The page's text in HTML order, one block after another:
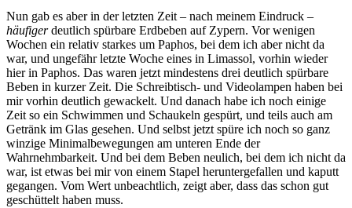
Nun gab es aber in der letzten Zeit – nach meinem Eindruck –
häufigerdeutlich spürbare Erdbeben auf Zypern. Vor wenigen
Wochen ein relativ starkes um Paphos, bei dem ich aber nicht da
war, und ungefähr letzte Woche eines in Limassol, vorhin wieder
hier in Paphos. Das waren jetzt mindestens drei deutlich spürbare
Beben in kurzer Zeit. Die Schreibtisch- und Videolampen haben bei
mir vorhin deutlich gewackelt. Und danach habe ich noch einige
Zeit so ein Schwimmen und Schaukeln gespürt, und teils auch am
Getränk im Glas gesehen. Und selbst jetzt spüre ich noch so ganz
winzige Minimalbewegungen am unteren Ende der
Wahrnehmbarkeit. Und bei dem Beben neulich, bei dem ich nicht da
war, ist etwas bei mir von einem Stapel heruntergefallen und kaputt
gegangen. Vom Wert unbeachtlich, zeigt aber, dass das schon gut
geschüttelt haben muss.